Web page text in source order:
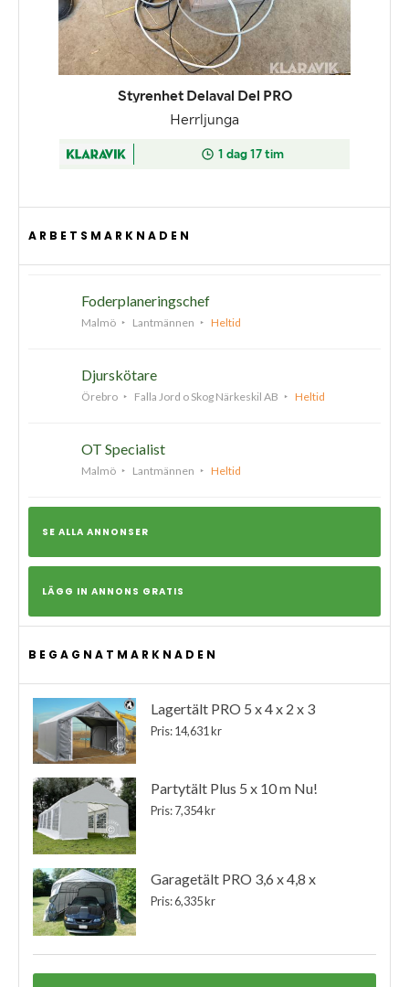
ARBETSMARKNADEN
Foderplaneringschef
Malmö Lantmännen Heltid
Djurskötare
Örebro Falla Jord o Skog Närkeskil AB Heltid
OT Specialist
Malmö Lantmännen Heltid
SE ALLA ANNONSER
LÄGG IN ANNONS GRATIS
BEGAGNATMARKNADEN
Lagertält PRO 5 x 4 x 2 x 3
Pris: 14,631 kr
Partytält Plus 5 x 10 m Nu!
Pris: 7,354 kr
Garagetält PRO 3,6 x 4,8 x
Pris: 6,335 kr